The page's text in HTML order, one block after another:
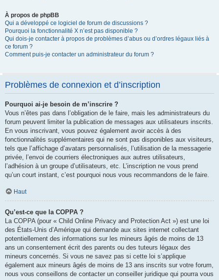
À propos de phpBB
Qui a développé ce logiciel de forum de discussions ?
Pourquoi la fonctionnalité X n’est pas disponible ?
Qui dois-je contacter à propos de problèmes d’abus ou d’ordres légaux liés à
ce forum ?
Comment puis-je contacter un administrateur du forum ?
Problèmes de connexion et d’inscription
Pourquoi ai-je besoin de m’inscrire ?
Vous n’êtes pas dans l’obligation de le faire, mais les administrateurs du
forum peuvent limiter la publication de messages aux utilisateurs inscrits.
En vous inscrivant, vous pouvez également avoir accès à des
fonctionnalités supplémentaires qui ne sont pas disponibles aux visiteurs,
tels que l’affichage d’avatars personnalisés, l’utilisation de la messagerie
privée, l’envoi de courriers électroniques aux autres utilisateurs,
l’adhésion à un groupe d’utilisateurs, etc. L’inscription ne vous prend
qu’un court instant, c’est pourquoi nous vous recommandons de le faire.
Haut
Qu’est-ce que la COPPA ?
La COPPA (pour « Child Online Privacy and Protection Act ») est une loi
des États-Unis d’Amérique qui demande aux sites internet collectant
potentiellement des informations sur les mineurs âgés de moins de 13
ans un consentement écrit des parents ou des tuteurs légaux des
mineurs concernés. Si vous ne savez pas si cette loi s’applique
également aux mineurs âgés de moins de 13 ans inscrits sur votre forum,
nous vous conseillons de contacter un conseiller juridique qui pourra vous